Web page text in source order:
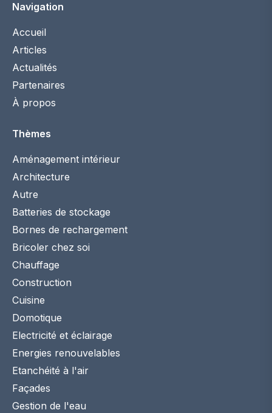
Navigation
Accueil
Articles
Actualités
Partenaires
À propos
Thèmes
Aménagement intérieur
Architecture
Autre
Batteries de stockage
Bornes de rechargement
Bricoler chez soi
Chauffage
Construction
Cuisine
Domotique
Electricité et éclairage
Energies renouvelables
Etanchéité à l'air
Façades
Gestion de l'eau